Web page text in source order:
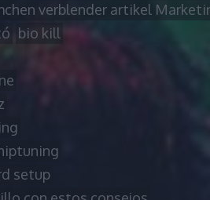
verblender artikel
bio kill
setup